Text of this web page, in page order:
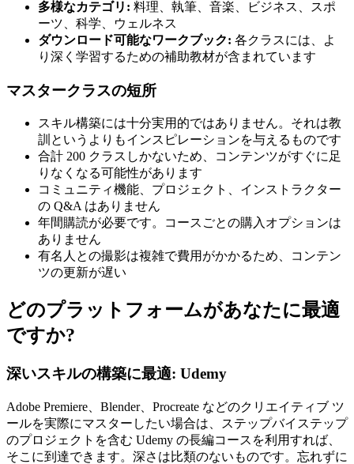
多様なカテゴリ: 料理、執筆、音楽、ビジネス、スポ
ーツ、科学、ウェルネス
ダウンロード可能なワークブック: 各クラスには、よ
り深く学習するための補助教材が含まれています
マスタークラスの短所
スキル構築には十分実用的ではありません。それは教
訓というよりもインスピレーションを与えるものです
合計 200 クラスしかないため、コンテンツがすぐに足
りなくなる可能性があります
コミュニティ機能、プロジェクト、インストラクター
の Q&A はありません
年間購読が必要です。コースごとの購入オプションは
ありません
有名人との撮影は複雑で費用がかかるため、コンテン
ツの更新が遅い
どのプラットフォームがあなたに最適
ですか?
深いスキルの構築に最適: Udemy
Adobe Premiere、Blender、Procreate などのクリエイティブ ツ
ールを実際にマスターしたい場合は、ステップバイステップ
のプロジェクトを含む Udemy の長編コースを利用すれば、
そこに到達できます。深さは比類のないものです。忘れずに